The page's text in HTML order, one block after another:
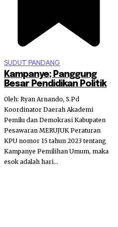
SUDUT PANDANG
Kampanye; Panggung
Besar Pendidikan Politik
Oleh: Ryan Arnando, S.Pd
Koordinator Daerah Akademi
Pemilu dan Demokrasi Kabupaten
Pesawaran MERUJUK Peraturan
KPU nomor 15 tahun 2023 tentang
Kampanye Pemilihan Umum, maka
esok adalah hari...